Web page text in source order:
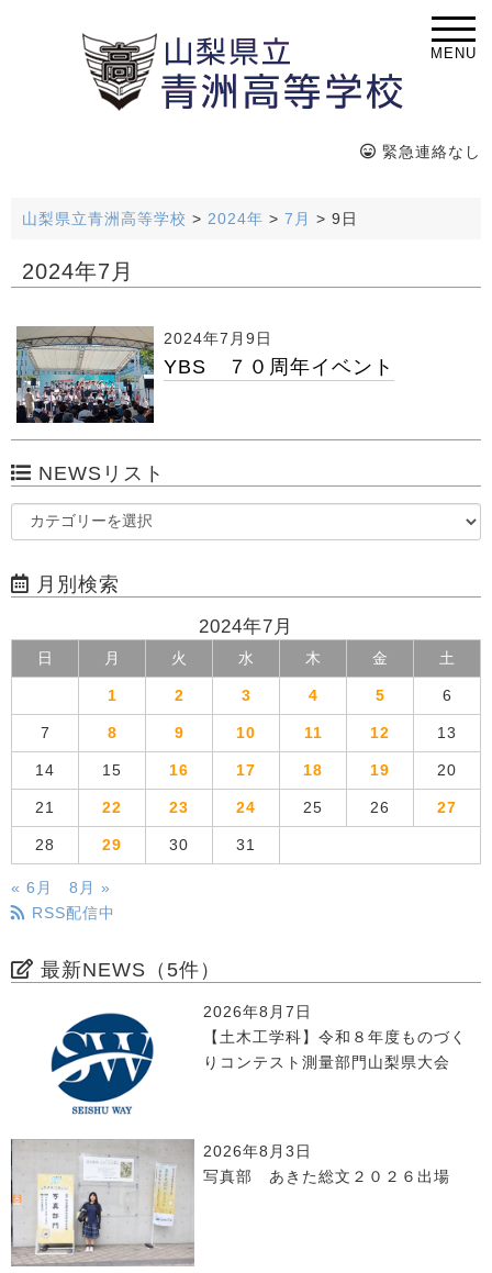
MENU
緊急連絡なし
山梨県立青洲高等学校 > 2024年 > 7月 > 9日
2024年7月
2024年7月9日
YBS ７０周年イベント
NEWSリスト
月別検索
2024年7月
日 月 火 水 木 金 土
1 2 3 4 5 6
7 8 9 10 11 12 13
14 15 16 17 18 19 20
21 22 23 24 25 26 27
28 29 30 31
« 6月
8月 »
RSS配信中
最新NEWS（5件）
2026年8月7日
【土木工学科】令和８年度ものづく
りコンテスト測量部門山梨県大会
2026年8月3日
写真部 あきた総文２０２６出場